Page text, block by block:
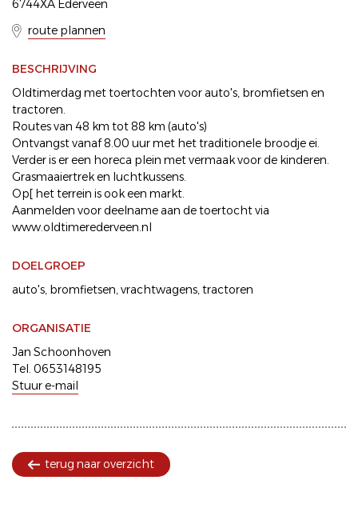
6744XA Ederveen
route plannen
BESCHRIJVING
Oldtimerdag met toertochten voor auto's, bromfietsen en
tractoren.
Routes van 48 km tot 88 km (auto's)
Ontvangst vanaf 8.00 uur met het traditionele broodje ei.
Verder is er een horeca plein met vermaak voor de kinderen.
Grasmaaiertrek en luchtkussens.
Op[ het terrein is ook een markt.
Aanmelden voor deelname aan de toertocht via
www.oldtimerederveen.nl
DOELGROEP
auto's bromfietsen vrachtwagens tractoren
ORGANISATIE
Jan Schoonhoven
Tel. 0653148195
Stuur e-mail
terug naar overzicht